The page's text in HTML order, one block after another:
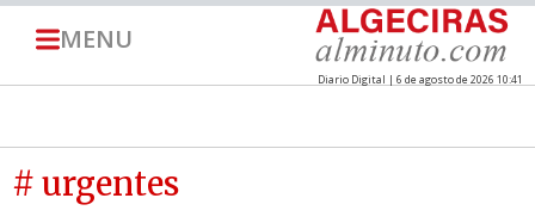
MENU
Diario Digital | 6 de agosto de 2026 10:41
# urgentes